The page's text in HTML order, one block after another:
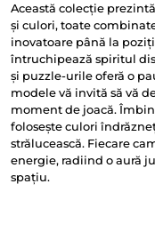
Această colecție
și culori, toate
inovatoare până la
întruchipează spiritul
și puzzle-urile oferă o
modele vă invită să vă
moment de joacă.
folosește culori
strălucească. Fiecare
energie, radiind o aură
spațiu.